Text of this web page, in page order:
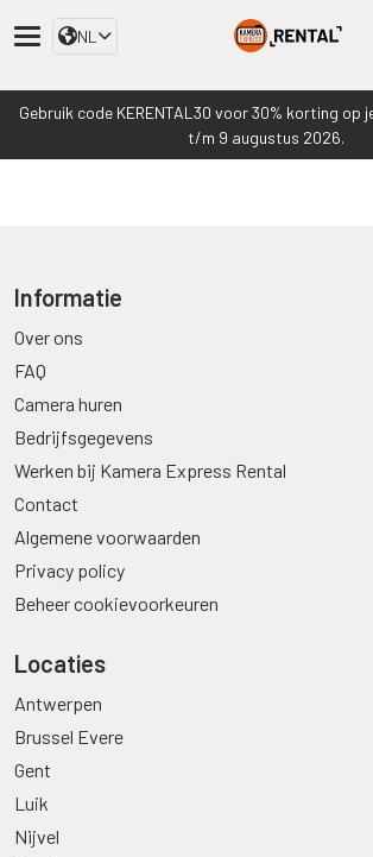
NL
Gebruik code KERENTAL30 voor 30% korting op
t/m 9 augustus 2026.
Informatie
Over ons
FAQ
Camera huren
Bedrijfsgegevens
Werken bij Kamera Express Rental
Contact
Algemene voorwaarden
Privacy policy
Beheer cookievoorkeuren
Locaties
Antwerpen
Brussel Evere
Gent
Luik
Nijvel